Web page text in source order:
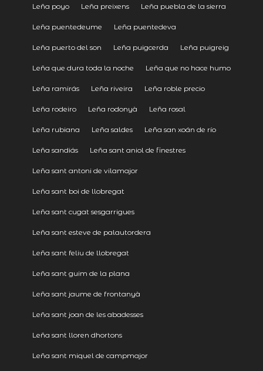
Leña poyo Leña preixens Leña puebla de la sierra
Leña puentedeume Leña puentedeva
Leña puerto del son Leña puigcerda Leña puigreig
Leña que dura toda la noche Leña que no hace humo
Leña ramirás Leña riveira Leña roble precio
Leña rodeiro Leña rodonyà Leña rosal
Leña rubiana Leña saldes Leña san xoán de río
Leña sandiás Leña sant aniol de finestres
Leña sant antoni de vilamajor
Leña sant boi de llobregat
Leña sant cugat sesgarrigues
Leña sant esteve de palautordera
Leña sant feliu de llobregat
Leña sant guim de la plana
Leña sant jaume de frontanyà
Leña sant joan de les abadesses
Leña sant lloren dhortons
Leña sant miquel de campmajor